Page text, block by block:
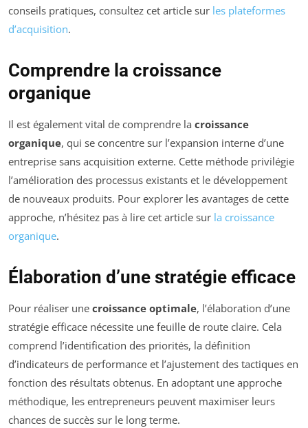
conseils pratiques, consultez cet article sur les plateformes
d’acquisition.
Comprendre la croissance
organique
Il est également vital de comprendre la croissance
organique, qui se concentre sur l’expansion interne d’une
entreprise sans acquisition externe. Cette méthode privilégie
l’amélioration des processus existants et le développement
de nouveaux produits. Pour explorer les avantages de cette
approche, n’hésitez pas à lire cet article sur la croissance
organique.
Élaboration d’une stratégie efficace
Pour réaliser une croissance optimale, l’élaboration d’une
stratégie efficace nécessite une feuille de route claire. Cela
comprend l’identification des priorités, la définition
d’indicateurs de performance et l’ajustement des tactiques en
fonction des résultats obtenus. En adoptant une approche
méthodique, les entrepreneurs peuvent maximiser leurs
chances de succès sur le long terme.